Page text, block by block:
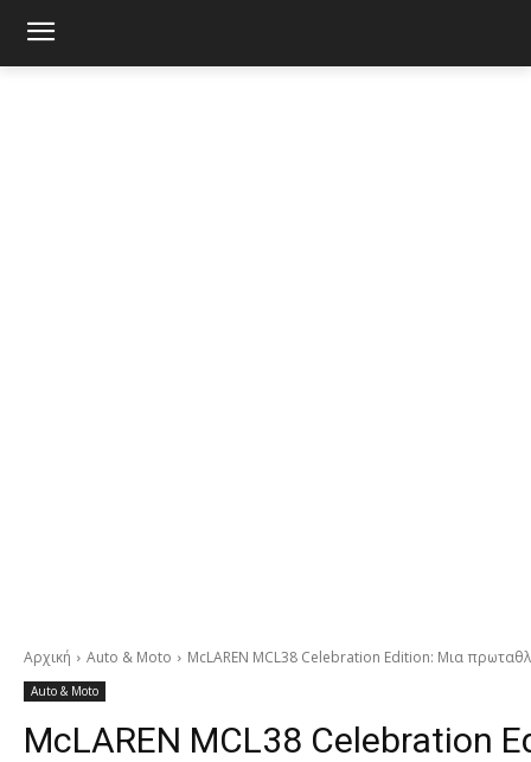
Αρχική Auto & Moto McLAREN MCL38 Celebration Edition: Μια
Auto & Moto
McLAREN MCL38 Celebration